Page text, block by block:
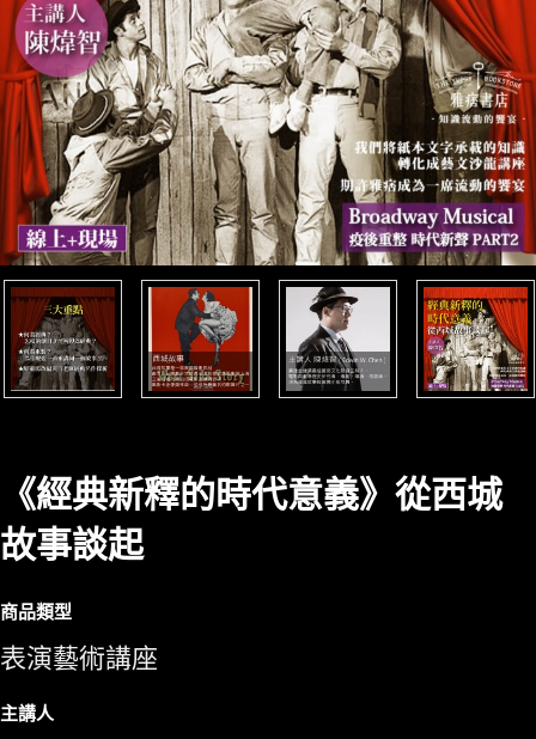
《經典新釋的時代意義》從西城
故事談起
商品類型
表演藝術講座
主講人